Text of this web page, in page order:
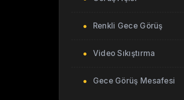
Renkli Gece Görüş
Video Sıkıştırma
Gece Görüş Mesafesi